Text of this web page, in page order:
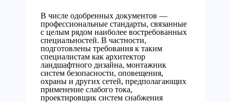
В числе одобренных документов —
профессиональные стандарты, связанные
с целым рядом наиболее востребованных
специальностей. В частности,
подготовлены требования к таким
специалистам как архитектор
ландшафтного дизайна, монтажник
систем безопасности, оповещения,
охраны и других сетей, предполагающих
применение слабого тока,
проектировщик систем снабжения